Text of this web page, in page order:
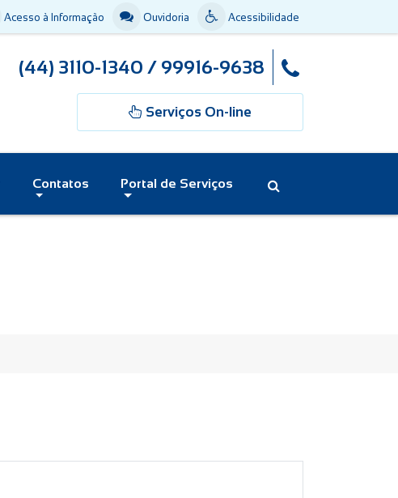
Acessibilidade
Ouvidoria
Acesso à Informação
(44) 3110-1340 / 99916-9638
Serviços On-line
Contatos Portal de Serviços